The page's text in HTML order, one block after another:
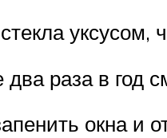
уксусом,
два раза в год
окна и